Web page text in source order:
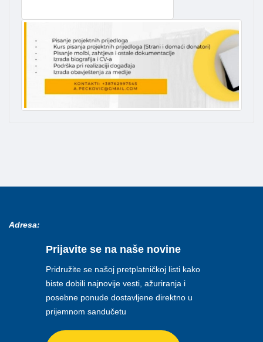
Adresa:
Prijavite se na naše novine
Pridružite se našoj pretplatničkoj listi kako
biste dobili najnovije vesti, ažuriranja i
posebne ponude dostavljene direktno u
prijemnom sandučetu